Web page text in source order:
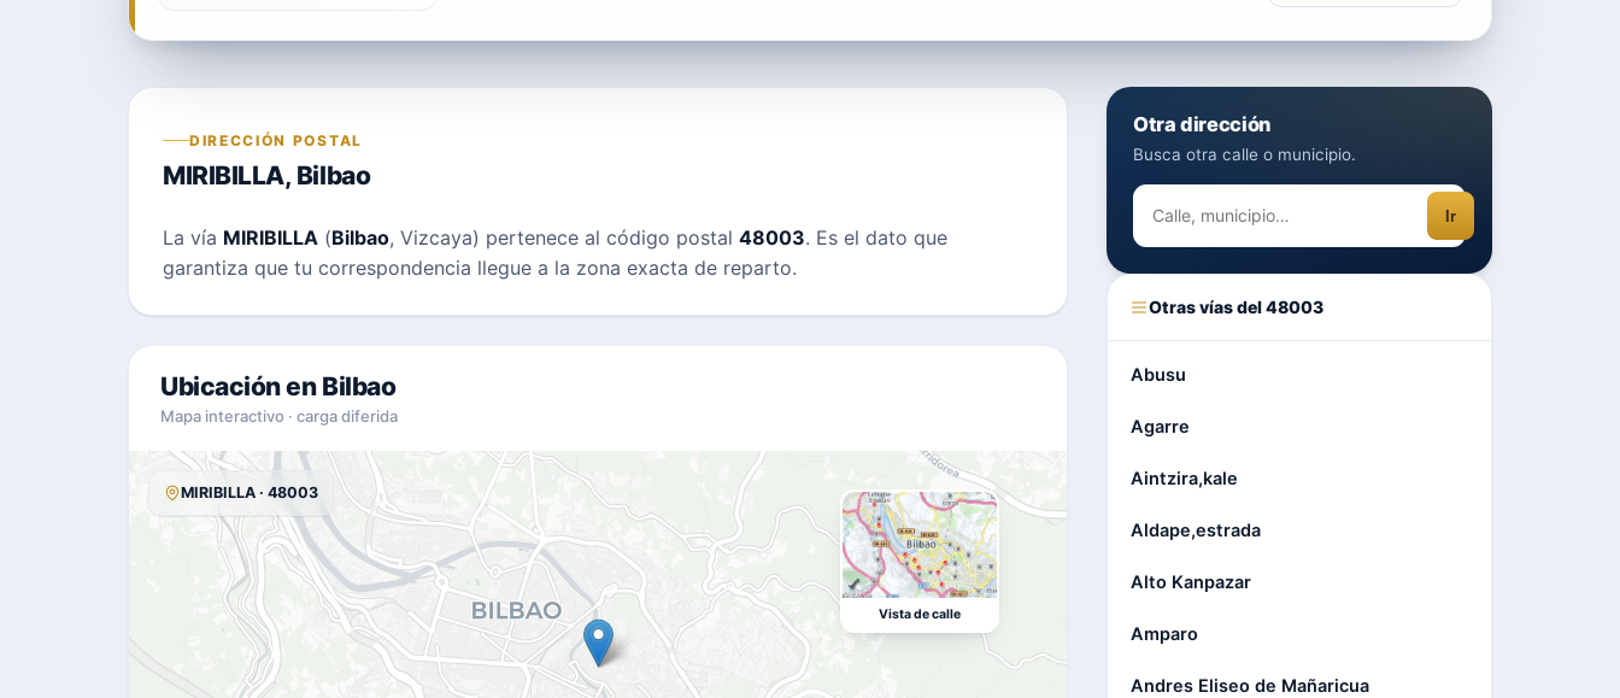
DIRECCIÓN POSTAL
MIRIBILLA, Bilbao
La vía MIRIBILLA (Bilbao, Vizcaya) pertenece al código postal 48003. Es el dato que
garantiza que tu correspondencia llegue a la zona exacta de reparto.
Ubicación en Bilbao
Mapa interactivo · carga diferida
MIRIBILLA · 48003
Vista de calle
Otra dirección
Busca otra calle o municipio.
Ir
Otras vías del 48003
Abusu
Agarre
Aintzira,kale
Aldape,estrada
Alto Kanpazar
Amparo
Andres Eliseo de Mañaricua